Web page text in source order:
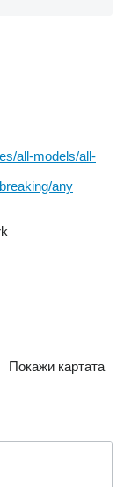
all-models/all-
any
Покажи картата